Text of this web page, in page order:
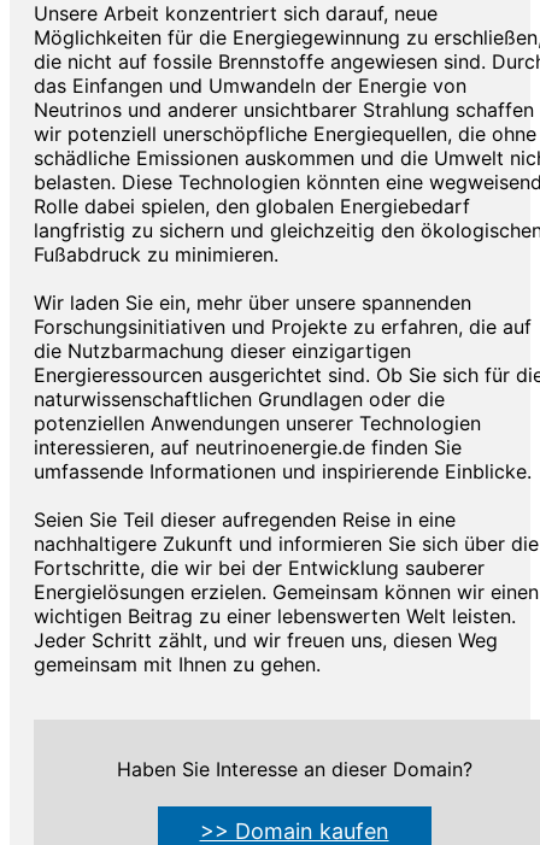
Unsere Arbeit konzentriert sich darauf, neue
Möglichkeiten für die Energiegewinnung zu
die nicht auf fossile Brennstoffe angewiesen sind.
das Einfangen und Umwandeln der Energie von
Neutrinos und anderer unsichtbarer Strahlung schaffen
wir potenziell unerschöpfliche Energiequellen, die ohne
schädliche Emissionen auskommen und die Umwelt
belasten. Diese Technologien könnten eine
Rolle dabei spielen, den globalen Energiebedarf
langfristig zu sichern und gleichzeitig den
Fußabdruck zu minimieren.
Wir laden Sie ein, mehr über unsere spannenden
Forschungsinitiativen und Projekte zu erfahren, die auf
die Nutzbarmachung dieser einzigartigen
Energieressourcen ausgerichtet sind. Ob Sie sich für
naturwissenschaftlichen Grundlagen oder die
potenziellen Anwendungen unserer Technologien
interessieren, auf neutrinoenergie.de finden Sie
umfassende Informationen und inspirierende Einblicke.
Seien Sie Teil dieser aufregenden Reise in eine
nachhaltigere Zukunft und informieren Sie sich über die
Fortschritte, die wir bei der Entwicklung sauberer
Energielösungen erzielen. Gemeinsam können wir einen
wichtigen Beitrag zu einer lebenswerten Welt leisten.
Jeder Schritt zählt, und wir freuen uns, diesen Weg
gemeinsam mit Ihnen zu gehen.
Haben Sie Interesse an dieser Domain?
>> Domain kaufen